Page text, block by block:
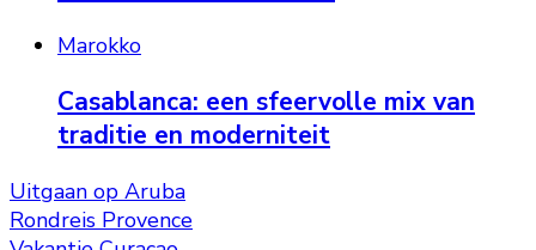
Marokko
Casablanca: een sfeervolle mix van
traditie en moderniteit
Uitgaan op Aruba
Rondreis Provence